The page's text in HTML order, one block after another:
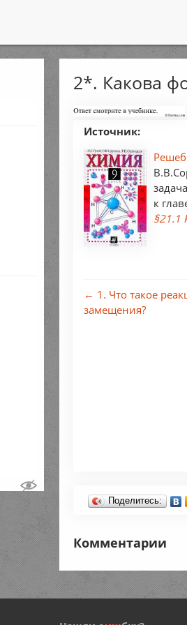
2*. Какова
Источник:
задача
к
§21.1
← 1. Что такое
замещения?
Поделитесь:
Комментарии